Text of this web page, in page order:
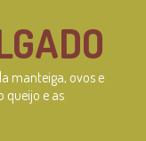
manteiga, ovos e
queijo e as